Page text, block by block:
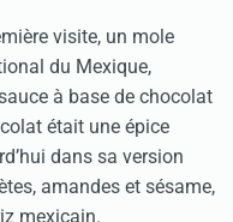
visite, un mole
du Mexique,
à base de chocolat
était une épice
dans sa version
amandes et sésame,
mexicain.